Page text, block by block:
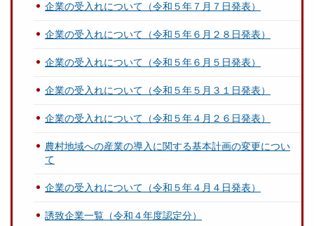
企業の受入れについて（令和５年７月７日発表）
企業の受入れについて（令和５年６月２８日発表）
企業の受入れについて（令和５年６月５日発表）
企業の受入れについて（令和５年５月３１日発表）
企業の受入れについて（令和５年４月２６日発表）
農村地域への産業の導入に関する基本計画の変更につい
て
企業の受入れについて（令和５年４月４日発表）
誘致企業一覧（令和４年度認定分）